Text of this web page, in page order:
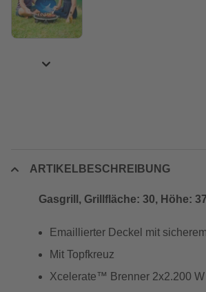
ARTIKELBESCHREIBUNG
Gasgrill, Grillfläche: 30, Höhe:
Emaillierter Deckel mit
Mit Topfkreuz
Xcelerate™ Brenner 2x2.200 W